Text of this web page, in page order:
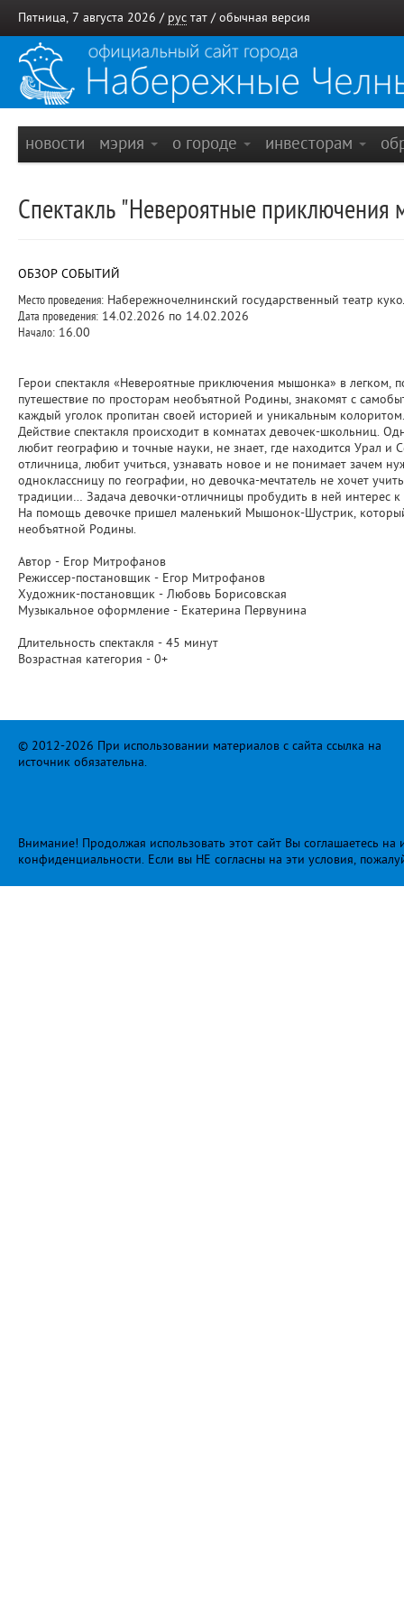
Пятница, 7 августа 2026 / рус тат / обычная версия
новости мэрия о городе инвесторам
Спектакль "Невероятные
ОБЗОР СОБЫТИЙ
Место проведения: Набережночелнинский государственный театр
Дата проведения: 14.02.2026 по 14.02.2026
Начало: 16.00
Герои спектакля «Невероятные приключения мышонка» в легком,
путешествие по просторам необъятной Родины, знакомят с
каждый уголок пропитан своей историей и уникальным колоритом.
Действие спектакля происходит в комнатах девочек-школьниц.
любит географию и точные науки, не знает, где находится Урал и
отличница, любит учиться, узнавать новое и не понимает зачем
одноклассницу по географии, но девочка-мечтатель не хочет
традиции… Задача девочки-отличницы пробудить в ней интерес
На помощь девочке пришел маленький Мышонок-Шустрик, который
необъятной Родины.
Автор - Егор Митрофанов
Режиссер-постановщик - Егор Митрофанов
Художник-постановщик - Любовь Борисовская
Музыкальное оформление - Екатерина Первунина
Длительность спектакля - 45 минут
Возрастная категория - 0+
© 2012-2026 При использовании материалов с сайта ссылка на
источник обязательна.
Внимание! Продолжая использовать этот сайт Вы соглашаетесь
конфиденциальности. Если вы НЕ согласны на эти условия,